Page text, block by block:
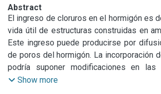
Abstract
El ingreso de cloruros en el hormigón es
vida útil de estructuras construidas en
Este ingreso puede producirse por
de poros del hormigón. La incorporación
podría suponer modificaciones en las
transporte del hormigón. En el
Show more